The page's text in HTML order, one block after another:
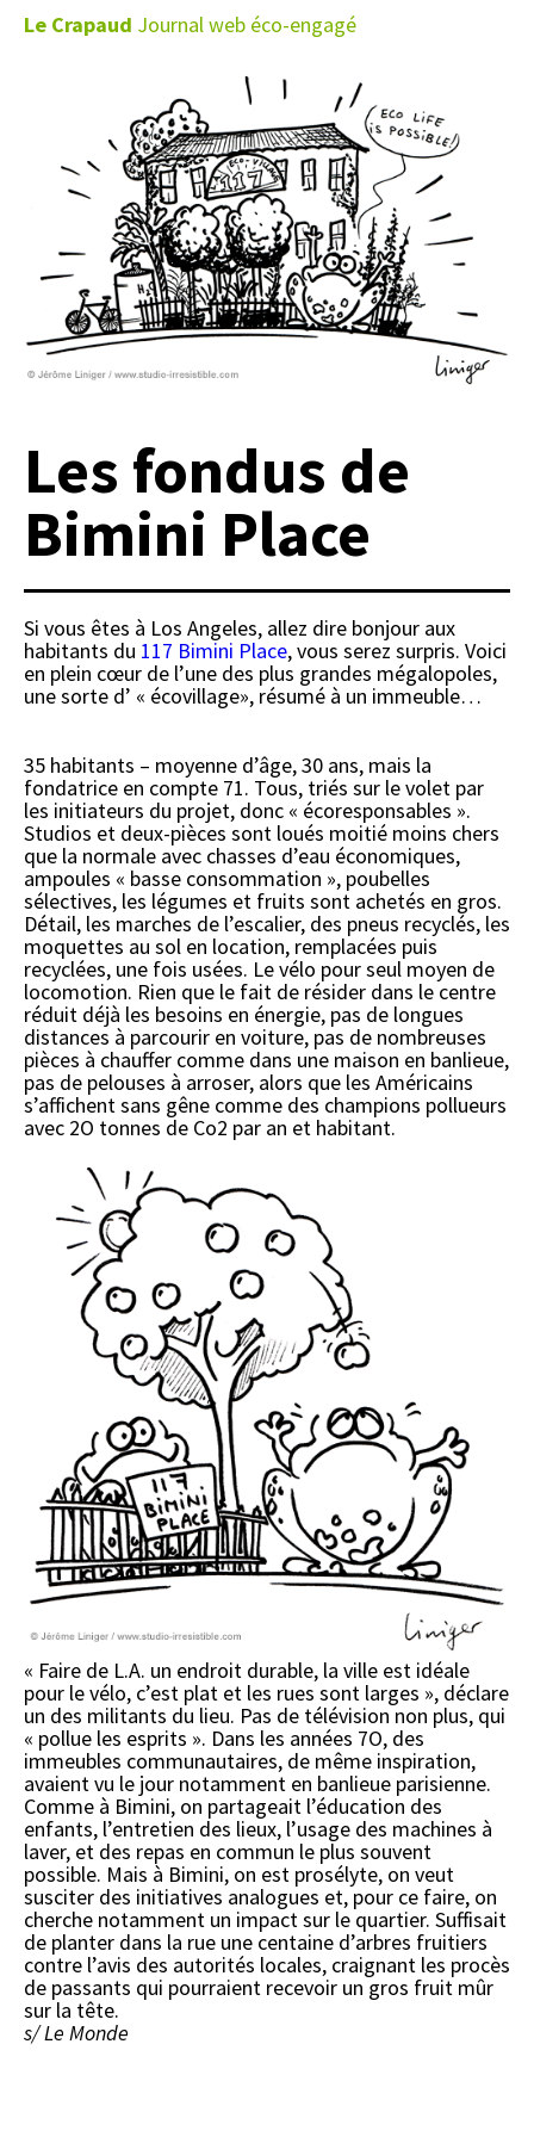
Le Crapaud Journal web éco-engagé
Les fondus de
Bimini Place
Si vous êtes à Los Angeles, allez dire bonjour aux
habitants du 117 Bimini Place, vous serez surpris. Voici
en plein cœur de l’une des plus grandes mégalopoles,
une sorte d’ « écovillage», résumé à un immeuble…
35 habitants – moyenne d’âge, 30 ans, mais la
fondatrice en compte 71. Tous, triés sur le volet par
les initiateurs du projet, donc « écoresponsables ».
Studios et deux-pièces sont loués moitié moins chers
que la normale avec chasses d’eau économiques,
ampoules « basse consommation », poubelles
sélectives, les légumes et fruits sont achetés en gros.
Détail, les marches de l’escalier, des pneus recyclés, les
moquettes au sol en location, remplacées puis
recyclées, une fois usées. Le vélo pour seul moyen de
locomotion. Rien que le fait de résider dans le centre
réduit déjà les besoins en énergie, pas de longues
distances à parcourir en voiture, pas de nombreuses
pièces à chauffer comme dans une maison en banlieue,
pas de pelouses à arroser, alors que les Américains
s’affichent sans gêne comme des champions pollueurs
avec 2O tonnes de Co2 par an et habitant.
« Faire de L.A. un endroit durable, la ville est idéale
pour le vélo, c’est plat et les rues sont larges », déclare
un des militants du lieu. Pas de télévision non plus, qui
« pollue les esprits ». Dans les années 7O, des
immeubles communautaires, de même inspiration,
avaient vu le jour notamment en banlieue parisienne.
Comme à Bimini, on partageait l’éducation des
enfants, l’entretien des lieux, l’usage des machines à
laver, et des repas en commun le plus souvent
possible. Mais à Bimini, on est prosélyte, on veut
susciter des initiatives analogues et, pour ce faire, on
cherche notamment un impact sur le quartier. Suffisait
de planter dans la rue une centaine d’arbres fruitiers
contre l’avis des autorités locales, craignant les procès
de passants qui pourraient recevoir un gros fruit mûr
sur la tête.
s/ Le Monde